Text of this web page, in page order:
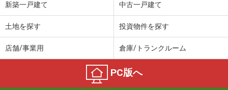
新築一戸建て 中古一戸建て
土地を探す 投資物件を探す
店舗/事業用 倉庫/トランクルーム
PC版へ